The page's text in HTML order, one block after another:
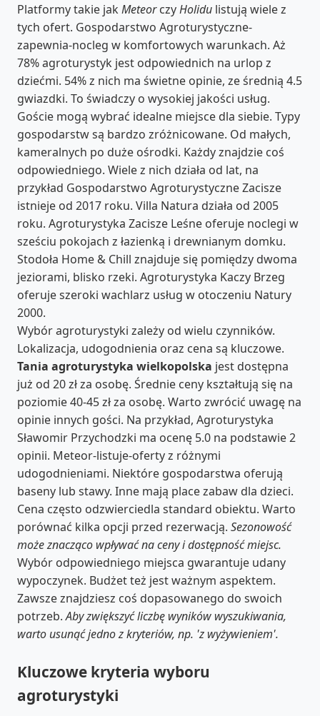
Platformy takie jakMeteorczyHolidu listują wiele z
tych ofert. Gospodarstwo Agroturystyczne-
zapewnia-nocleg w komfortowych warunkach. Aż
78% agroturystyk jest odpowiednich na urlop z
dziećmi. 54% z nich ma świetne opinie, ze średnią 4.5
gwiazdki. To świadczy o wysokiej jakości usług.
Goście mogą wybrać idealne miejsce dla siebie. Typy
gospodarstw są bardzo zróżnicowane. Od małych,
kameralnych po duże ośrodki. Każdy znajdzie coś
odpowiedniego. Wiele z nich działa od lat, na
przykład Gospodarstwo Agroturystyczne Zacisze
istnieje od 2017 roku. Villa Natura działa od 2005
roku. Agroturystyka Zacisze Leśne oferuje noclegi w
sześciu pokojach z łazienką i drewnianym domku.
Stodoła Home & Chill znajduje się pomiędzy dwoma
jeziorami, blisko rzeki. Agroturystyka Kaczy Brzeg
oferuje szeroki wachlarz usług w otoczeniu Natury
2000.
Wybór agroturystyki zależy od wielu czynników.
Lokalizacja, udogodnienia oraz cena są kluczowe.
Tania agroturystyka wielkopolska jest dostępna
już od 20 zł za osobę. Średnie ceny kształtują się na
poziomie 40-45 zł za osobę. Warto zwrócić uwagę na
opinie innych gości. Na przykład, Agroturystyka
Sławomir Przychodzki ma ocenę 5.0 na podstawie 2
opinii. Meteor-listuje-oferty z różnymi
udogodnieniami. Niektóre gospodarstwa oferują
baseny lub stawy. Inne mają place zabaw dla dzieci.
Cena często odzwierciedla standard obiektu. Warto
porównać kilka opcji przed rezerwacją. Sezonowość
może znacząco wpływać na ceny i dostępność miejsc.
Wybór odpowiedniego miejsca gwarantuje udany
wypoczynek. Budżet też jest ważnym aspektem.
Zawsze znajdziesz coś dopasowanego do swoich
potrzeb.Aby zwiększyć liczbę wyników wyszukiwania,
warto usunąć jedno z kryteriów, np. 'z wyżywieniem'.
Kluczowe kryteria wyboru
agroturystyki